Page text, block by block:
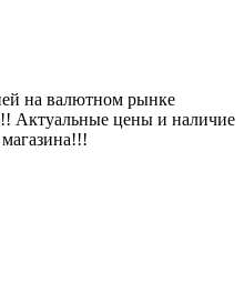
на валютном рынке
цены и наличие